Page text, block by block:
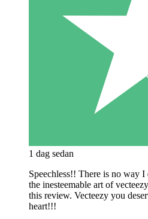
1 dag sedan
Speechless!! There is no way
the inesteemable art of
this review. Vecteezy you
heart!!!